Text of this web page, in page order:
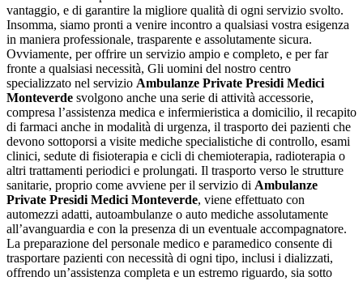
vantaggio, e di garantire la migliore qualità di ogni servizio svolto.
Insomma, siamo pronti a venire incontro a qualsiasi vostra esigenza
in maniera professionale, trasparente e assolutamente sicura.
Ovviamente, per offrire un servizio ampio e completo, e per far
fronte a qualsiasi necessità, Gli uomini del nostro centro
specializzato nel servizio Ambulanze Private Presidi Medici
Monteverde svolgono anche una serie di attività accessorie,
compresa l’assistenza medica e infermieristica a domicilio, il recapito
di farmaci anche in modalità di urgenza, il trasporto dei pazienti che
devono sottoporsi a visite mediche specialistiche di controllo, esami
clinici, sedute di fisioterapia e cicli di chemioterapia, radioterapia o
altri trattamenti periodici e prolungati. Il trasporto verso le strutture
sanitarie, proprio come avviene per il servizio di Ambulanze
Private Presidi Medici Monteverde, viene effettuato con
automezzi adatti, autoambulanze o auto mediche assolutamente
all’avanguardia e con la presenza di un eventuale accompagnatore.
La preparazione del personale medico e paramedico consente di
trasportare pazienti con necessità di ogni tipo, inclusi i dializzati,
offrendo un’assistenza completa e un estremo riguardo, sia sotto